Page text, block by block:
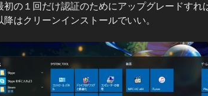
初の１回だけ認証のためにアップグレードすれ
降はクリーンインストールでいい。